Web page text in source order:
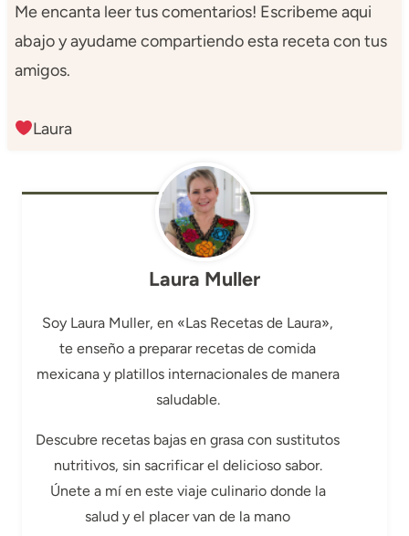
Me encanta leer tus comentarios! Escribeme aqui
abajo y ayudame compartiendo esta receta con tus
amigos.
Laura
Laura Muller
Soy Laura Muller, en «Las Recetas de Laura»,
te enseño a preparar recetas de comida
mexicana y platillos internacionales de manera
saludable.
Descubre recetas bajas en grasa con sustitutos
nutritivos, sin sacrificar el delicioso sabor.
Únete a mí en este viaje culinario donde la
salud y el placer van de la mano